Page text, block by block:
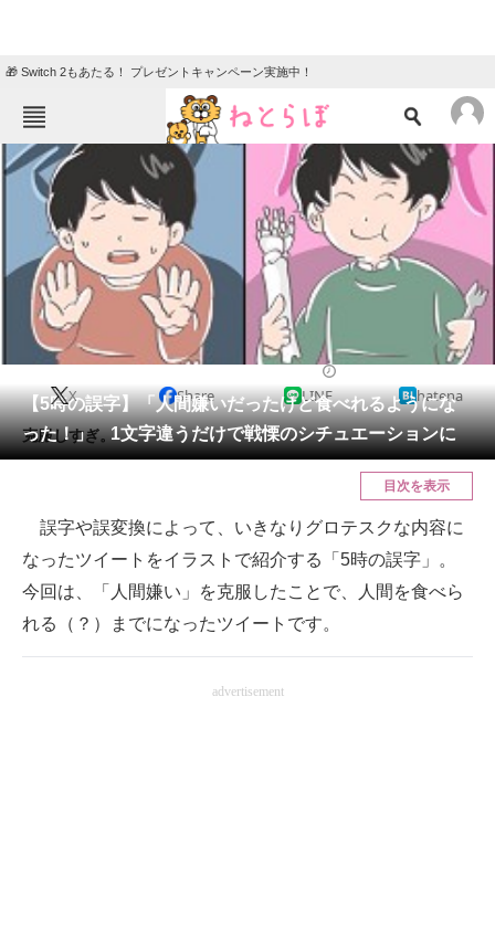
🎁 Switch 2もあたる！ プレゼントキャンペーン実施中！
ねとらぼメニュー
TOP ニュース
エンタメ クイズ
グルメ 地域
住まい 教育・育児
リサーチ
会員記事
メディア
ITの今と未来を見通す
スマホと通信の最新トレンド
進化するPCとデバイスの未来
好きが集まる 比べて選べる
【5時の誤字】「人間嫌いだったけど食べれるようにな
った！」 1文字違うだけで戦慄のシチュエーションに
X Share LINE hatena
克服しすぎ。
目次を表示
誤字や誤変換によって、いきなりグロテスクな内容に
なったツイートをイラストで紹介する「5時の誤字」。
今回は、「人間嫌い」を克服したことで、人間を食べら
れる（？）までになったツイートです。
advertisement